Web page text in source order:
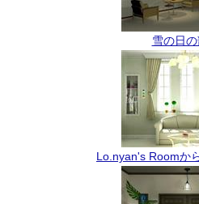
雪の日
Lo.nyan's Roomか